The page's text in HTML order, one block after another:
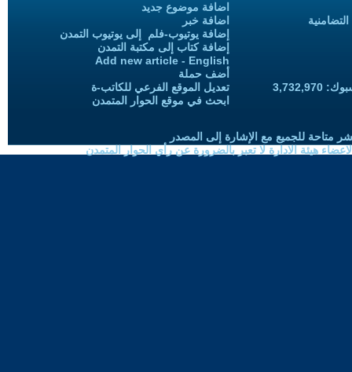
اضافة موضوع جديد
اضافة خبر
إضافة يوتيوب-فلم إلى يوتيوب التمدن
إضافة كتاب إلى مكتبة التمدن
Add new article - English
أضف حملة
تعديل الموقع الفرعي للكاتب-ة
ابحث في موقع الحوار المتمدن
متاحة للجميع مع الإشارة إلى المصدر
هيئة الادارة لا تعبر بالضرورة عن رأي الحوار المتمدن